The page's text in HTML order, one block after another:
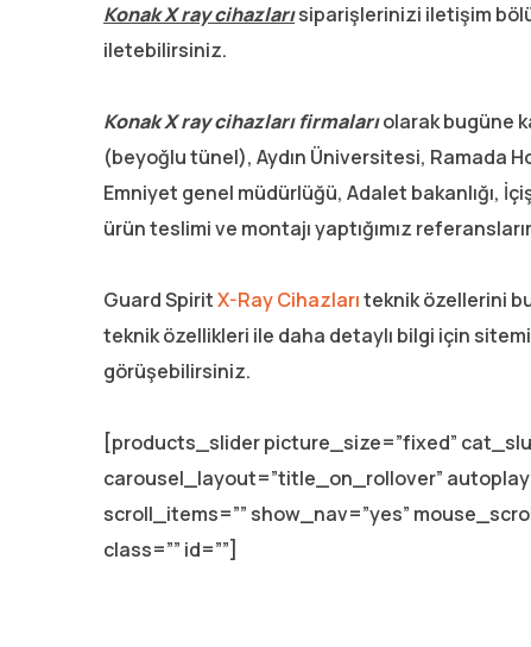
Konak X ray cihazlarısiparişlerinizi iletişim
iletebilirsiniz.
Konak X ray cihazları firmalarıolarak bugüne
(beyoğlu tünel), Aydın Üniversitesi, Ramada
Emniyet genel müdürlüğü, Adalet bakanlığı,
ürün teslimi ve montajı yaptığımız
Guard SpiritX-Ray Cihazlarıteknik özellerini
teknik özellikleri ile daha detaylı bilgi için
görüşebilirsiniz.
[products_slider picture_size=”fixed”
carousel_layout=”title_on_rollover”
scroll_items=”” show_nav=”yes”
class=”” id=””]